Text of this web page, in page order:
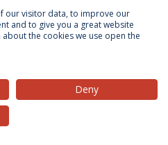
Rights of Data Subjects
Católica Portuguesa
our visitor data, to improve our
and to give you a great website
the cookies we use open the
Deny